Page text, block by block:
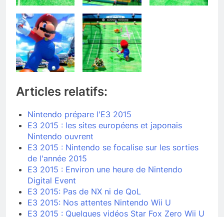
Articles relatifs:
Nintendo prépare l'E3 2015
E3 2015 : les sites européens et japonais
Nintendo ouvrent
E3 2015 : Nintendo se focalise sur les sorties
de l'année 2015
E3 2015 : Environ une heure de Nintendo
Digital Event
E3 2015: Pas de NX ni de QoL
E3 2015: Nos attentes Nintendo Wii U
E3 2015 : Quelques vidéos Star Fox Zero Wii U